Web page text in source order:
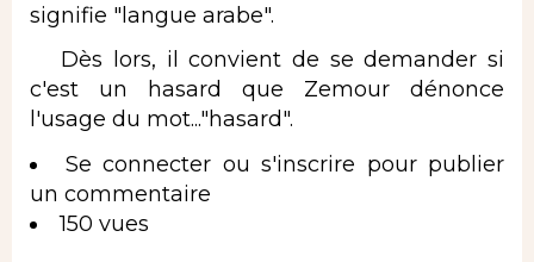
signifie "langue arabe".
Dès lors, il convient de se demander si
c'est un hasard que Zemour dénonce
l'usage du mot..."hasard".
Se connecter ou s'inscrire pour publier
un commentaire
150 vues